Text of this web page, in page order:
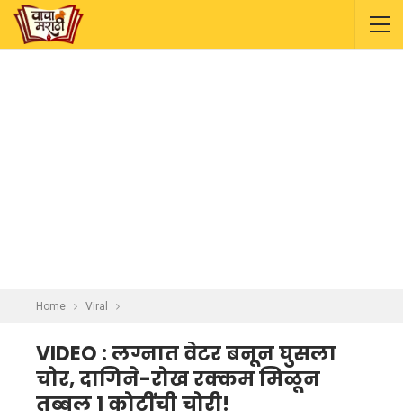
Home Viral
VIDEO : लग्नात वेटर बनून घुसला
चोर, दागिने-रोख रक्कम मिळून
तब्बल 1 कोटींची चोरी!